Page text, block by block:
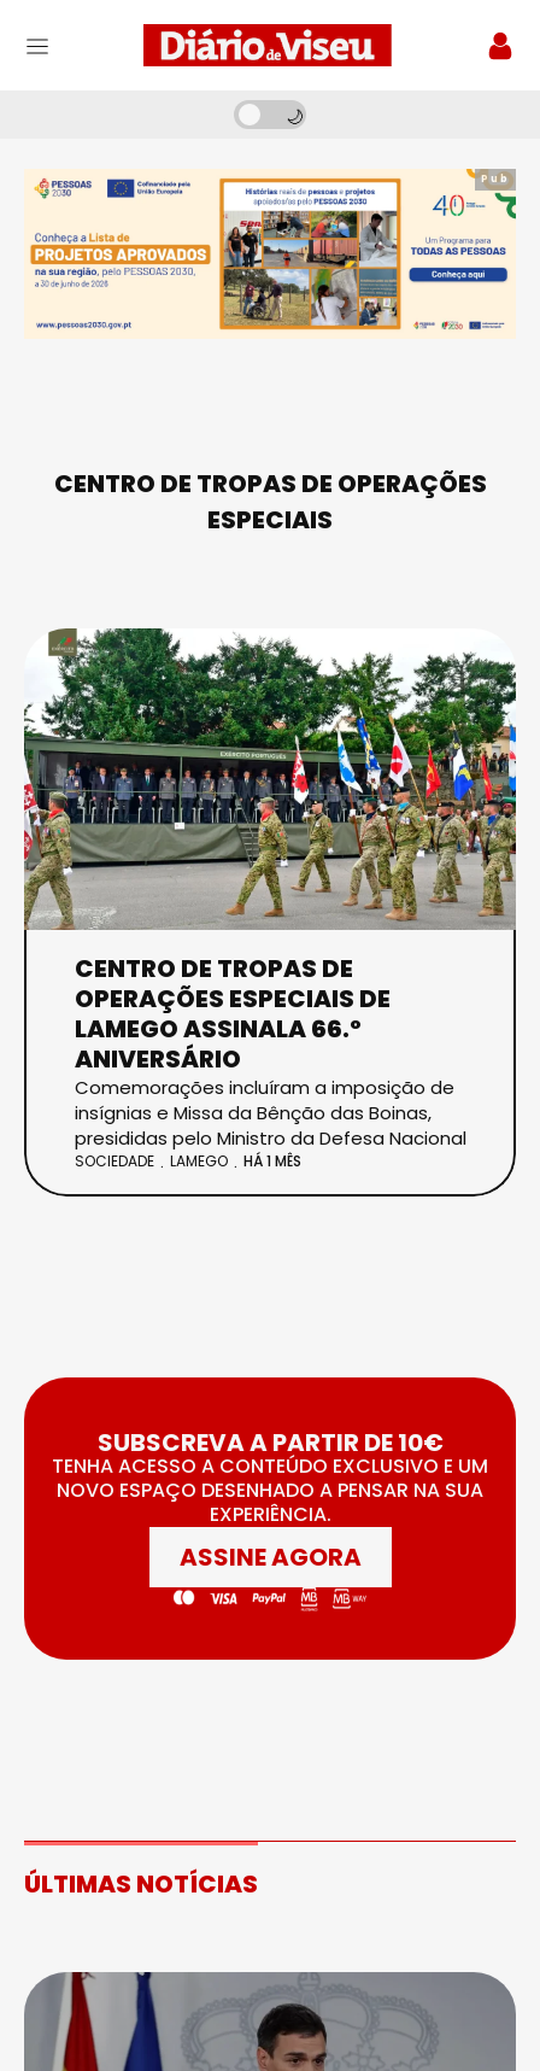
Pub
CENTRO DE TROPAS DE OPERAÇÕES
ESPECIAIS
CENTRO DE TROPAS DE
OPERAÇÕES ESPECIAIS DE
LAMEGO ASSINALA 66.º
ANIVERSÁRIO
Comemorações incluíram a imposição de
insígnias e Missa da Bênção das Boinas,
presididas pelo Ministro da Defesa Nacional
SOCIEDADE LAMEGO HÁ 1 MÊS
SUBSCREVA A PARTIR DE 10€
TENHA ACESSO A CONTEÚDO EXCLUSIVO E UM
NOVO ESPAÇO DESENHADO A PENSAR NA SUA
EXPERIÊNCIA.
ASSINE AGORA
ÚLTIMAS NOTÍCIAS